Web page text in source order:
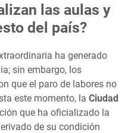
las aulas y
del país?
ha generado
sin embargo, los
que el paro de labores no
este momento, la Ciudad
que ha oficializado la
de su condición